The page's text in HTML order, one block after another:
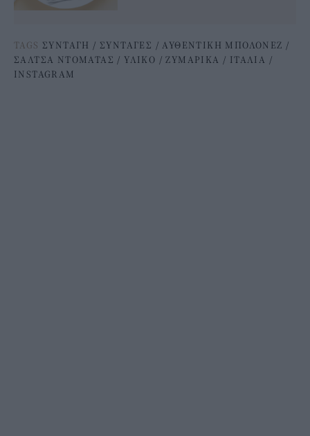
TAGS ΣΥΝΤΑΓΗ / ΣΥΝΤΑΓΕΣ / ΑΥΘΕΝΤΙΚΗ ΜΠΟΛΟΝΕΖ /
ΣΑΛΤΣΑ ΝΤΟΜΑΤΑΣ / ΥΛΙΚΟ / ΖΥΜΑΡΙΚΑ / ΙΤΑΛΙΑ /
INSTAGRAM